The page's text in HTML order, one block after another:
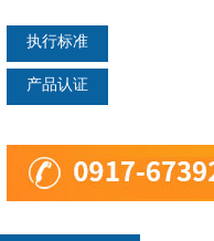
执行标准
产品认证